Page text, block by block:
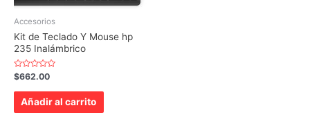
Accesorios
Kit de Teclado Y Mouse hp
235 Inalámbrico
Valorado
con
0
$662.00
Añadir al carrito